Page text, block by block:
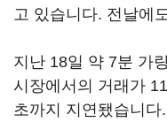
고 있습니다. 전날에
지난 18일 약 7분 가
시장에서의 거래가
초까지 지연됐습니